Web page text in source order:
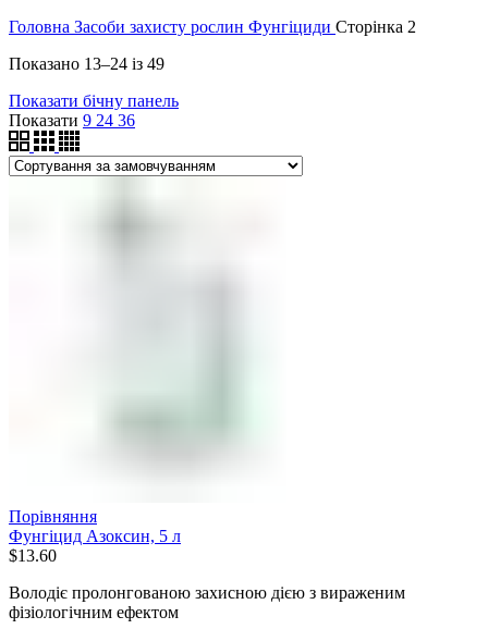
Головна Засоби захисту рослин Фунгіциди Сторінка 2
Показано 13–24 із 49
Показати бічну панель
Показати 9 24 36
Порівняння
Фунгіцид Азоксин, 5 л
$13.60
Володіє пролонгованою захисною дією з вираженим
фізіологічним ефектом